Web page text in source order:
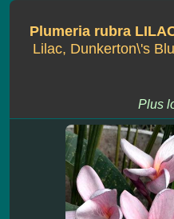
Plumeria rubra
Lilac, Dunkerton\'s
Plus